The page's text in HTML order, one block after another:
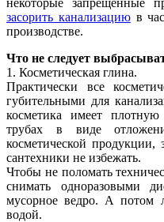
засорить канализациюв
производстве.
Что не следует
1. Косметическая глина.
Практически все
губительными для
косметика имеет
трубах в виде
косметической продукции,
сантехники не избежать.
Чтобы не поломать
снимать одноразовыми
мусорное ведро. А потом
водой.